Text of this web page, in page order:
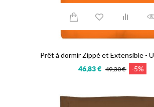
Prêt à dormir Zippé et Extensible -
46,83 € 49,30 € -5%